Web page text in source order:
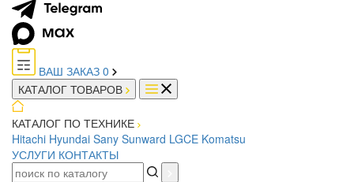
ВАШ ЗАКАЗ 0
КАТАЛОГ ТОВАРОВ
КАТАЛОГ ПО ТЕХНИКЕ
Hitachi Hyundai Sany Sunward LGCE Komatsu
УСЛУГИ КОНТАКТЫ